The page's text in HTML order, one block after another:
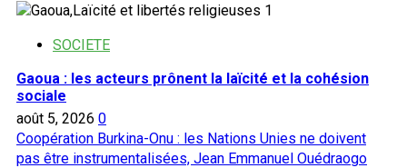
1
SOCIETE
Gaoua : les acteurs prônent la laïcité et la cohésion
sociale
août 5, 2026 0
Coopération Burkina-Onu : les Nations Unies ne doivent
pas être instrumentalisées, Jean Emmanuel Ouédraogo